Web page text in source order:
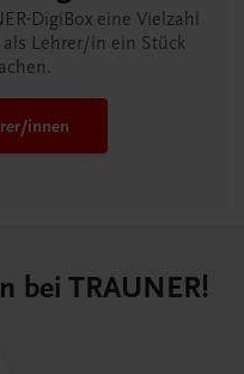
DigiBox eine Vielzahl
Lehrer/in ein Stück
innen
bei TRAUNER!